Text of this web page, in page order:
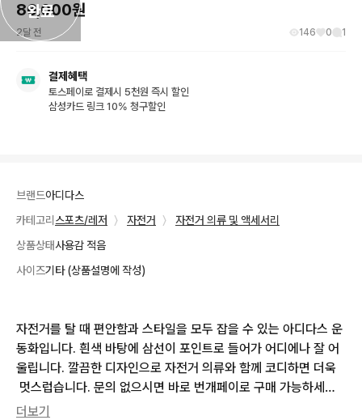
완료
86,000원
2달 전 146 0 1
결제혜택
토스페이로 결제시 5천원 즉시 할인
삼성카드 링크 10% 청구할인
브랜드아디다스
카테고리 스포츠/레저 〉 자전거 〉
자전거 의류 및 액세서리
상품상태사용감 적음
사이즈기타 (상품설명에 작성)
자전거를 탈 때 편안함과 스타일을 모두 잡을 수 있는 아디다스 운
동화입니다. 흰색 바탕에 삼선이 포인트로 들어가 어디에나 잘 어
울립니다. 깔끔한 디자인으로 자전거 의류와 함께 코디하면 더욱
멋스럽습니다. 문의 없으시면 바로 번개페이로 구매 가능하세요!
더보기